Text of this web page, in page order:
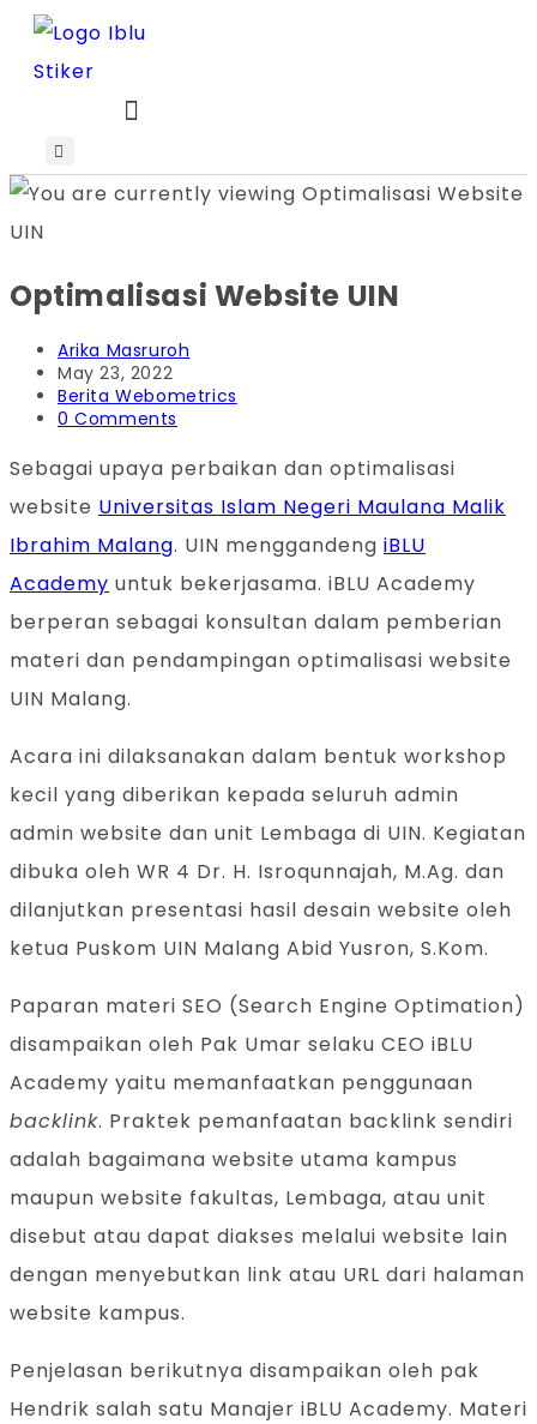
Skip
Optimalisasi Website UIN
Post
author:
Arika Masruroh
Post
published:
May 23, 2022
Post
category:
Berita Webometrics
Post
0 Comments
Sebagai upaya perbaikan dan optimalisasi
website Universitas Islam Negeri Maulana Malik
Ibrahim Malang. UIN menggandeng iBLU
Academy untuk bekerjasama. iBLU Academy
berperan sebagai konsultan dalam pemberian
materi dan pendampingan optimalisasi website
UIN Malang.
Acara ini dilaksanakan dalam bentuk workshop
kecil yang diberikan kepada seluruh admin
admin website dan unit Lembaga di UIN. Kegiatan
dibuka oleh WR 4 Dr. H. Isroqunnajah, M.Ag. dan
dilanjutkan presentasi hasil desain website oleh
ketua Puskom UIN Malang Abid Yusron, S.Kom.
Paparan materi SEO (Search Engine Optimation)
disampaikan oleh Pak Umar selaku CEO iBLU
Academy yaitu memanfaatkan penggunaan
backlink. Praktek pemanfaatan backlink sendiri
adalah bagaimana website utama kampus
maupun website fakultas, Lembaga, atau unit
disebut atau dapat diakses melalui website lain
dengan menyebutkan link atau URL dari halaman
website kampus.
Penjelasan berikutnya disampaikan oleh pak
Hendrik salah satu Manajer iBLU Academy. Materi